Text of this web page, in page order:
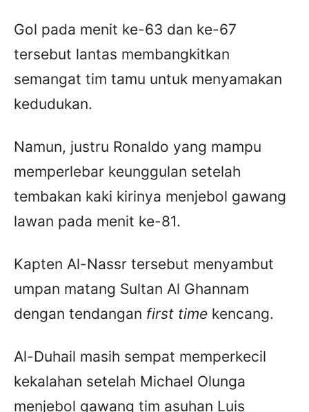
Gol pada menit ke-63 dan ke-67
tersebut lantas membangkitkan
semangat tim tamu untuk menyamakan
kedudukan.
Namun, justru Ronaldo yang mampu
memperlebar keunggulan setelah
tembakan kaki kirinya menjebol gawang
lawan pada menit ke-81.
Kapten Al-Nassr tersebut menyambut
umpan matang Sultan Al Ghannam
dengan tendangan first time kencang.
Al-Duhail masih sempat memperkecil
kekalahan setelah Michael Olunga
menjebol gawang tim asuhan Luis